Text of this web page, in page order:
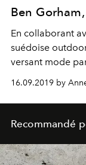
Ben
En collaborant
suédoise
versant mode
des pièces
nouveaux must-
16.09.2019 by
Recommandé